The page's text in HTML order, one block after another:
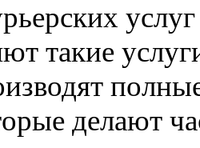
такие
делают